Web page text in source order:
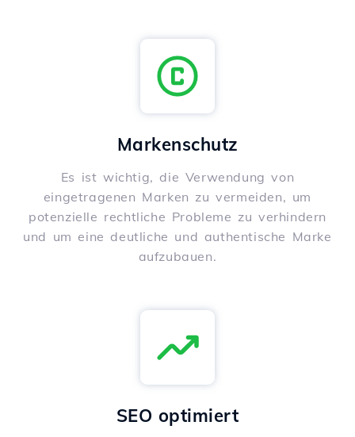
Markenschutz
Es ist wichtig, die Verwendung von
eingetragenen Marken zu vermeiden, um
potenzielle rechtliche Probleme zu verhindern
und um eine deutliche und authentische Marke
aufzubauen.
SEO optimiert